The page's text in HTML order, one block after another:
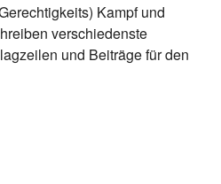
Kampf und
verschiedenste
und Beiträge für den